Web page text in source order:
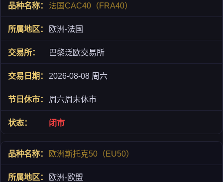
法国CAC40（FRA40）
欧洲-法国
巴黎泛欧交易所
2026-08-08 周六
周六周末休市
闭市
欧洲斯托克50（EU50）
欧洲-欧盟